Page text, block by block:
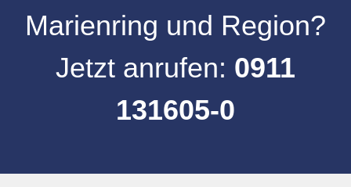
Marienring und Region?
Jetzt anrufen: 0911
131605-0